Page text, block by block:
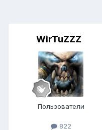
WirTuZZZ
Пользователи
822